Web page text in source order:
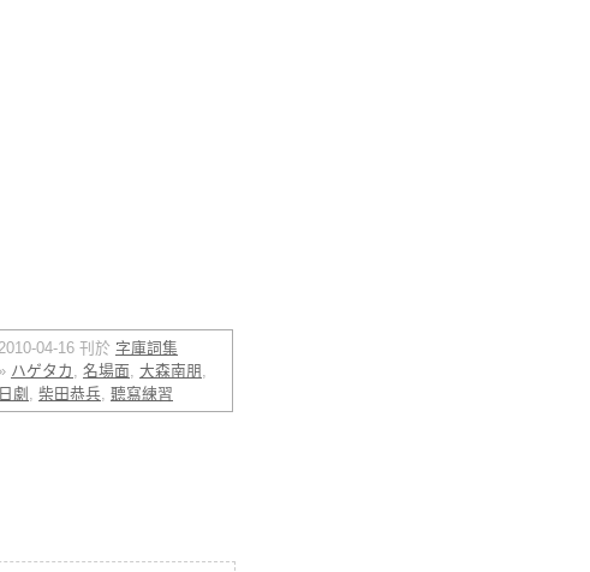
04-16 刊於 字庫詞集
» ハゲタカ , 名場面, 大森南朋 ,
日劇 , 柴田恭兵, 聽寫練習